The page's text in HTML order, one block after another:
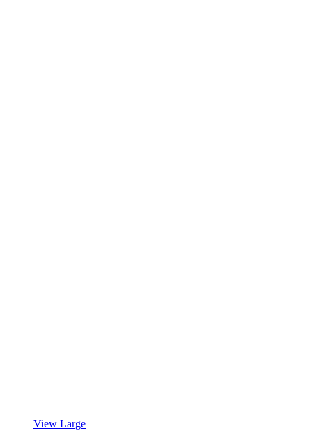
View Large